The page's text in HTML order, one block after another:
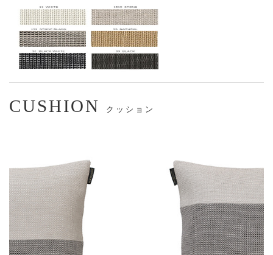
CUSHION クッション